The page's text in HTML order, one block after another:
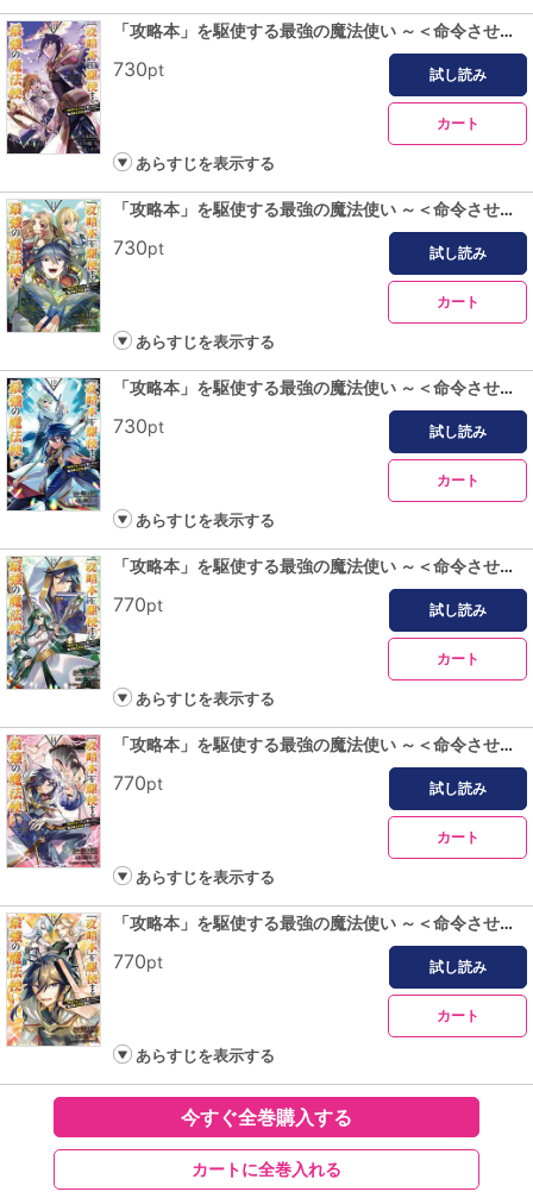
「攻略本」を駆使する最強の魔法使い ～＜命令させろ＞とは言わせない俺流魔王討伐最善ルート～ 10巻
730pt 試し読み
カート
あらすじを表示する
「攻略本」を駆使する最強の魔法使い ～＜命令させろ＞とは言わせない俺流魔王討伐最善ルート～ 11巻
730pt 試し読み
カート
あらすじを表示する
「攻略本」を駆使する最強の魔法使い ～＜命令させろ＞とは言わせない俺流魔王討伐最善ルート～ 12巻
730pt 試し読み
カート
あらすじを表示する
「攻略本」を駆使する最強の魔法使い ～＜命令させろ＞とは言わせない俺流魔王討伐最善ルート～ 13巻
770pt 試し読み
カート
あらすじを表示する
「攻略本」を駆使する最強の魔法使い ～＜命令させろ＞とは言わせない俺流魔王討伐最善ルート～ 14巻
770pt 試し読み
カート
あらすじを表示する
「攻略本」を駆使する最強の魔法使い ～＜命令させろ＞とは言わせない俺流魔王討伐最善ルート～ 15巻
770pt 試し読み
カート
あらすじを表示する
今すぐ全巻購入する
カートに全巻入れる